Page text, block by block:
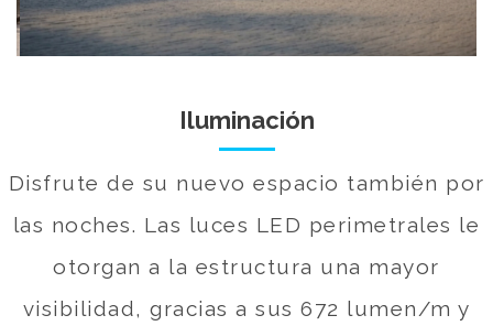
Iluminación
Disfrute de su nuevo espacio también por
las noches. Las luces LED perimetrales le
otorgan a la estructura una mayor
visibilidad, gracias a sus 672 lumen/m y